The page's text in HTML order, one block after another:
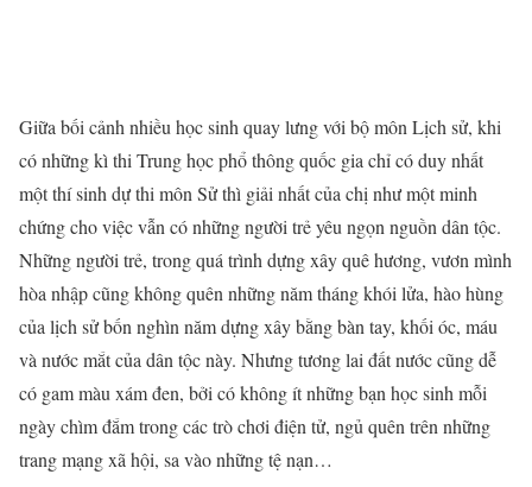
Giữa bối cảnh nhiều học sinh quay lưng với bộ môn Lịch sử, khi
có những kì thi Trung học phổ thông quốc gia chỉ có duy nhất
một thí sinh dự thi môn Sử thì giải nhất của chị như một minh
chứng cho việc vẫn có những người trẻ yêu ngọn nguồn dân tộc.
Những người trẻ, trong quá trình dựng xây quê hương, vươn mình
hòa nhập cũng không quên những năm tháng khói lửa, hào hùng
của lịch sử bốn nghìn năm dựng xây bằng bàn tay, khối óc, máu
và nước mắt của dân tộc này. Nhưng tương lai đất nước cũng dễ
có gam màu xám đen, bởi có không ít những bạn học sinh mỗi
ngày chìm đắm trong các trò chơi điện tử, ngủ quên trên những
trang mạng xã hội, sa vào những tệ nạn…